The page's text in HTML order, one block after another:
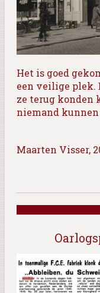
Het is goed
een veilige plek.
ze terug konden
niemand
Maarten Visser,